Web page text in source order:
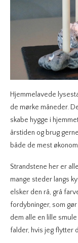
Hjemmelavede
de mørke måneder.
skabe hygge i
årstiden og brug
både de mest
Strandstene her er
mange steder langs
elsker den rå, grå
fordybninger, som
dem alle en lille
falder, hvis jeg flytter